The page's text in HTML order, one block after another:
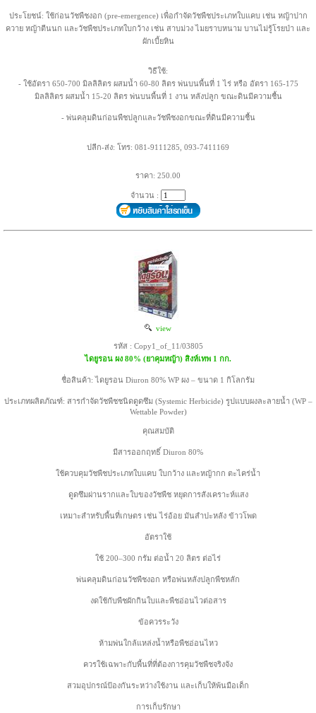
ประโยชน์: ใช้ก่อนวัชพืชงอก (pre-emergence) เพื่อกำจัดวัชพืชประเภทใบแคบ เช่น หญ้าปาก
ควาย หญ้าตีนนก และวัชพืชประเภทใบกว้าง เช่น สาบม่วง ไมยราบหนาม บานไม่รู้โรยป่า และ
ผักเบี้ยหิน
วิธีใช้:
- ใช้อัตรา 650-700 มิลลิลิตร ผสมน้ำ 60-80 ลิตร พ่นบนพื้นที่ 1 ไร่ หรือ อัตรา 165-175
มิลลิลิตร ผสมน้ำ 15-20 ลิตร พ่นบนพื้นที่ 1 งาน หลังปลูก ขณะดินมีความชื้น
- พ่นคลุมดินก่อนพืชปลูกและวัชพืชงอกขณะที่ดินมีความชื้น
ปลีก-ส่ง: โทร: 081-9111285, 093-7411169
ราคา: 250.00
จำนวน :
view
รหัส : Copy1_of_11/03805
ไดยูรอน ผง 80% (ยาคุมหญ้า) สิงห์เทพ 1 กก.
ชื่อสินค้า: ไดยูรอน Diuron 80% WP ผง – ขนาด 1 กิโลกรัม
ประเภทผลิตภัณฑ์: สารกำจัดวัชพืชชนิดดูดซึม (Systemic Herbicide) รูปแบบผงละลายน้ำ (WP –
Wettable Powder)
คุณสมบัติ
มีสารออกฤทธิ์ Diuron 80%
ใช้ควบคุมวัชพืชประเภทใบแคบ ใบกว้าง และหญ้ากก ตะไคร่น้ำ
ดูดซึมผ่านรากและใบของวัชพืช หยุดการสังเคราะห์แสง
เหมาะสำหรับพื้นที่เกษตร เช่น ไร่อ้อย มันสำปะหลัง ข้าวโพด
อัตราใช้
ใช้ 200–300 กรัม ต่อน้ำ 20 ลิตร ต่อไร่
พ่นคลุมดินก่อนวัชพืชงอก หรือพ่นหลังปลูกพืชหลัก
งดใช้กับพืชผักกินใบและพืชอ่อนไวต่อสาร
ข้อควรระวัง
ห้ามพ่นใกล้แหล่งน้ำหรือพืชอ่อนไหว
ควรใช้เฉพาะกับพื้นที่ที่ต้องการคุมวัชพืชจริงจัง
สวมอุปกรณ์ป้องกันระหว่างใช้งาน และเก็บให้พ้นมือเด็ก
การเก็บรักษา